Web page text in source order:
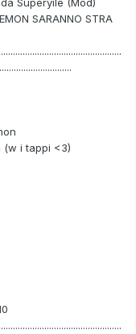
Superyile (Mod)
SARANNO STRA
(w i tappi <3)